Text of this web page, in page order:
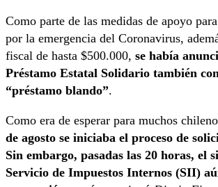
Como parte de las medidas de apoyo
por la emergencia del Coronavirus,
fiscal de hasta $500.000, se había
Préstamo Estatal Solidario también
“préstamo blando”.
Como era de esperar para muchos
de agosto se iniciaba el proceso de
Sin embargo, pasadas las 20 horas, el
Servicio de Impuestos Internos (SII)